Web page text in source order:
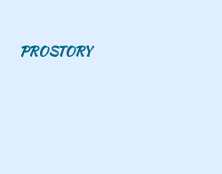
PROSTORY